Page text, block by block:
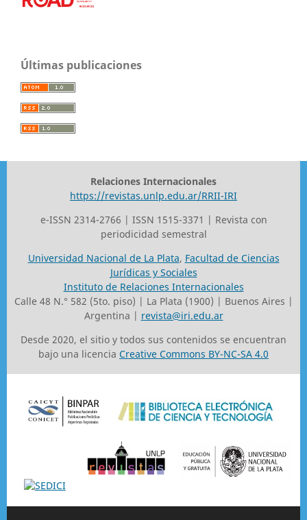
Últimas publicaciones
Relaciones Internacionales
https://revistas.unlp.edu.ar/RRII-IRI
e-ISSN 2314-2766 | ISSN 1515-3371 | Revista con
periodicidad semestral
Universidad Nacional de La Plata, Facultad de Ciencias
Jurídicas y Sociales
Instituto de Relaciones Internacionales
Calle 48 N.° 582 (5to. piso) | La Plata (1900) | Buenos Aires |
Argentina | revista@iri.edu.ar
Desde 2020, el sitio y todos sus contenidos se encuentran
bajo una licencia Creative Commons BY-NC-SA 4.0